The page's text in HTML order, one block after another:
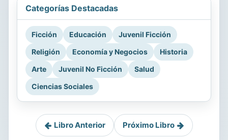
Categorías Destacadas
Ficción Educación
Juvenil Ficción
Religión
Economía y Negocios
Historia
Arte
Juvenil No Ficción
Salud
Ciencias Sociales
Libro Anterior Próximo Libro